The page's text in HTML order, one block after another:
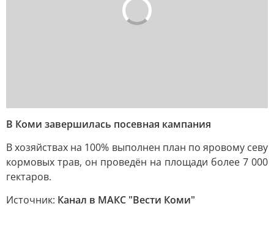
В Коми завершилась посевная кампания
В хозяйствах на 100% выполнен план по яровому севу
кормовых трав, он проведён на площади более 7 000
гектаров.
Источник: Канал в МАКС "Вести Коми"